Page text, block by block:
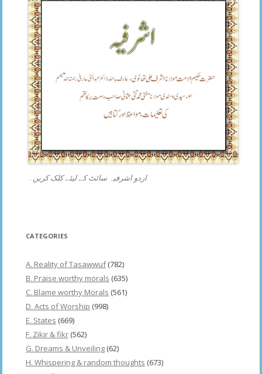
اردو اشرفیہ سائٹ کے لیئے کلک کریں۔
CATEGORIES
A. Reality of Tasawwuf(782)
B. Praise worthy morals (635)
C. Blame worthy Morals (561)
D. Acts of Worship (998)
E. States (669)
F. Zikir & fikr (562)
G. Dreams & Unveiling (62)
H. Whispering & random thoughts (673)